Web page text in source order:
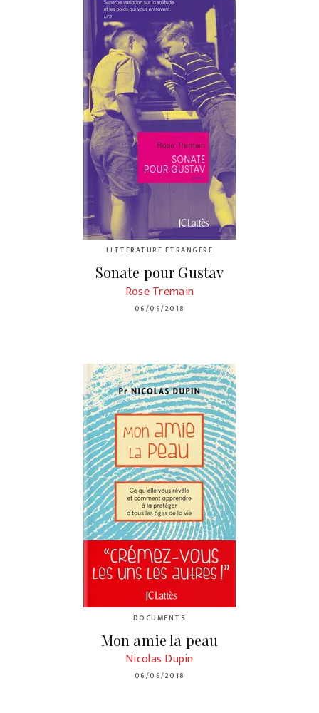
LITTÉRATURE ÉTRANGÈRE
Sonate pour Gustav
Rose Tremain
06/06/2018
DOCUMENTS
Mon amie la peau
Nicolas Dupin
06/06/2018